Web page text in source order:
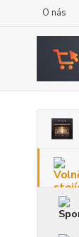
O nás